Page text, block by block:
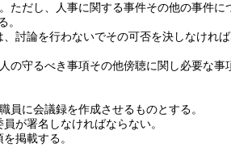
ただし、人事に関する事件その他の事件
。
討論を行わないでその可否を決しなければ
の守るべき事項その他傍聴に関し必要な事
員に会議録を作成させるものとする。
が署名しなければならない。
掲載する。